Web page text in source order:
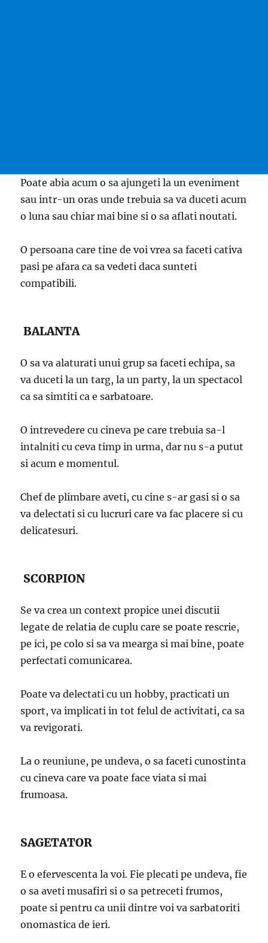
Poate abia acum o sa ajungeti la un eveniment
sau intr-un oras unde trebuia sa va duceti acum
o luna sau chiar mai bine si o sa aflati noutati.
O persoana care tine de voi vrea sa faceti cativa
pasi pe afara ca sa vedeti daca sunteti
compatibili.
BALANTA
O sa va alaturati unui grup sa faceti echipa, sa
va duceti la un targ, la un party, la un spectacol
ca sa simtiti ca e sarbatoare.
O intrevedere cu cineva pe care trebuia sa-l
intalniti cu ceva timp in urma, dar nu s-a putut
si acum e momentul.
Chef de plimbare aveti, cu cine s-ar gasi si o sa
va delectati si cu lucruri care va fac placere si cu
delicatesuri.
SCORPION
Se va crea un context propice unei discutii
legate de relatia de cuplu care se poate rescrie,
pe ici, pe colo si sa va mearga si mai bine, poate
perfectati comunicarea.
Poate va delectati cu un hobby, practicati un
sport, va implicati in tot felul de activitati, ca sa
va revigorati.
La o reuniune, pe undeva, o sa faceti cunostinta
cu cineva care va poate face viata si mai
frumoasa.
SAGETATOR
E o efervescenta la voi. Fie plecati pe undeva, fie
o sa aveti musafiri si o sa petreceti frumos,
poate si pentru ca unii dintre voi va sarbatoriti
onomastica de ieri.